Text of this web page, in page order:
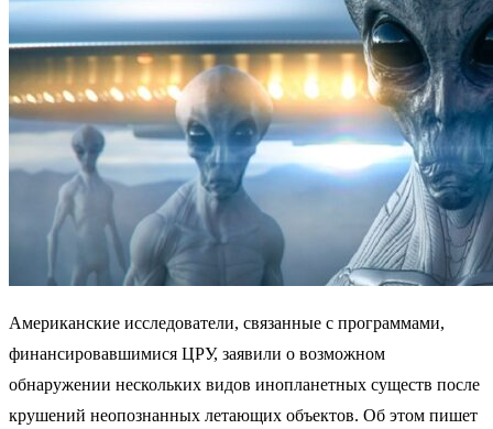
Американские исследователи, связанные с программами,
финансировавшимися ЦРУ, заявили о возможном
обнаружении нескольких видов инопланетных существ после
крушений неопознанных летающих объектов. Об этом пишет